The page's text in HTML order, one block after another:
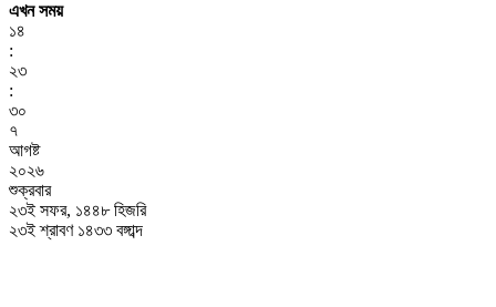
এখন সময়
১৪
:
২৩
:
৩০
৭
আগষ্ট
২০২৬
শুক্রবার
২৩ই সফর, ১৪৪৮ হিজরি
২৩ই শ্রাবণ ১৪৩৩ বঙ্গাব্দ